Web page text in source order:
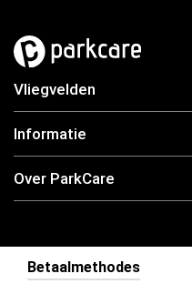
Vliegvelden
Informatie
Over ParkCare
Betaalmethodes